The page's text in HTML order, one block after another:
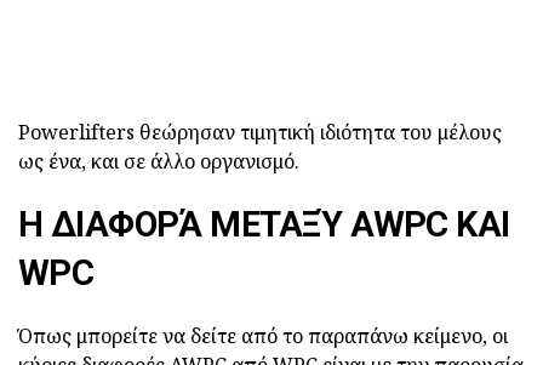
Powerlifters θεώρησαν τιμητική ιδιότητα του μέλους
ως ένα, και σε άλλο οργανισμό.
Η ΔΙΑΦΟΡΆ ΜΕΤΑΞΎ AWPC ΚΑΙ
WPC
Όπως μπορείτε να δείτε από το παραπάνω κείμενο, οι